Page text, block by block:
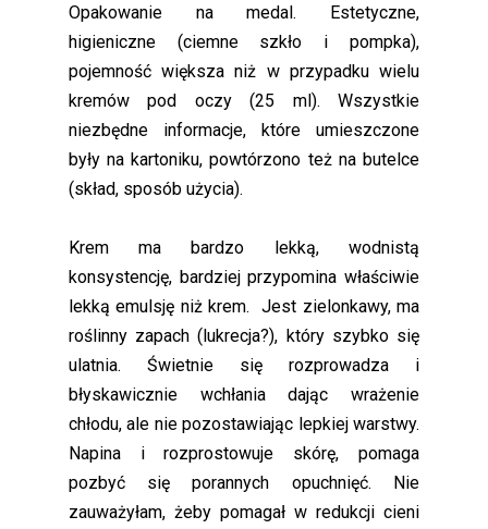
Opakowanie na medal. Estetyczne,
higieniczne (ciemne szkło i pompka),
pojemność większa niż w przypadku wielu
kremów pod oczy (25 ml). Wszystkie
niezbędne informacje, które umieszczone
były na kartoniku, powtórzono też na butelce
(skład, sposób użycia).
Krem ma bardzo lekką, wodnistą
konsystencję, bardziej przypomina właściwie
lekką emulsję niż krem. Jest zielonkawy, ma
roślinny zapach (lukrecja?), który szybko się
ulatnia. Świetnie się rozprowadza i
błyskawicznie wchłania dając wrażenie
chłodu, ale nie pozostawiając lepkiej warstwy.
Napina i rozprostowuje skórę, pomaga
pozbyć się porannych opuchnięć. Nie
zauważyłam, żeby pomagał w redukcji cieni